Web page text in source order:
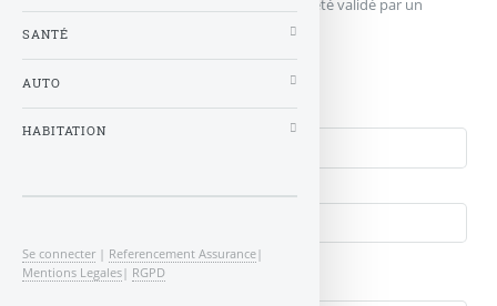
Votre message n'apparaîtra qu'après avoir été validé par un
administrateur du site.
Qui êtes-vous ?
Nom
Votre message
Titre (obligatoire)
SANTÉ
AUTO
HABITATION
Se connecter | Referencement Assurance|
Mentions Legales| RGPD